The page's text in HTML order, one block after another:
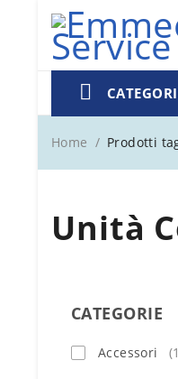
Unità
Home / Prodotti
CATEGORIE
Accessori